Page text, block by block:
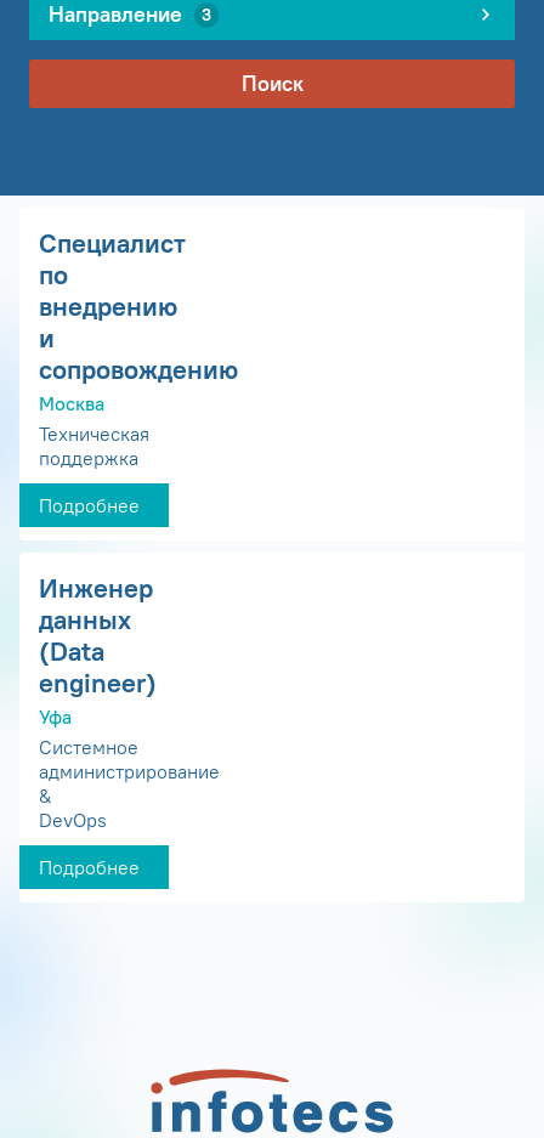
Направление 3
Поиск
Специалист
по
внедрению
и
сопровождению
Москва
Техническая
поддержка
Подробнее
Инженер
данных
(Data
engineer)
Уфа
Системное
администрирование
&
DevOps
Подробнее